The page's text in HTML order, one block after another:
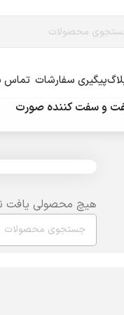
پیگیری سفارشات تماس
و سفت کننده صورت
هیچ محصولی یافت